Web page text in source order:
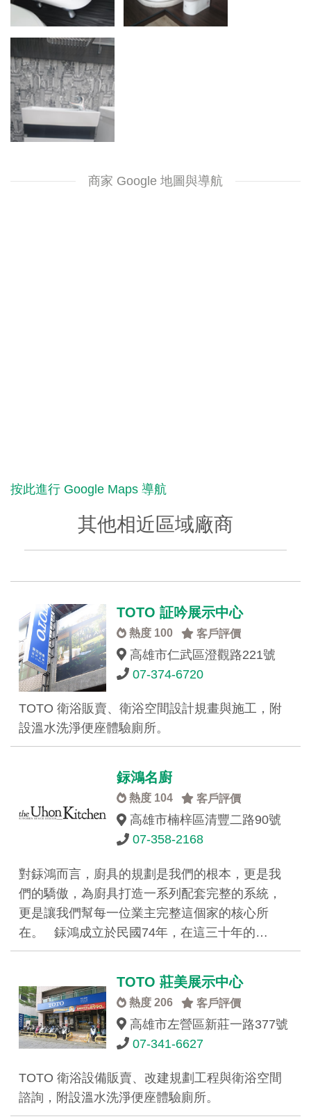
商家 Google 地圖與導航
按此進行 Google Maps 導航
其他相近區域廠商
TOTO 証吟展示中心
熱度 100 客戶評價
高雄市仁武區澄觀路221號
07-374-6720
TOTO 衛浴販賣、衛浴空間設計規畫與施工，附
設溫水洗淨便座體驗廁所。
銢鴻名廚
熱度 104 客戶評價
高雄市楠梓區清豐二路90號
07-358-2168
對銾鴻而言，廚具的規劃是我們的根本，更是我
們的驕傲，為廚具打造一系列配套完整的系統，
更是讓我們幫每一位業主完整這個家的核心所
在。 銾鴻成立於民國74年，在這三十年的…
TOTO 莊美展示中心
熱度 206 客戶評價
高雄市左營區新莊一路377號
07-341-6627
TOTO 衛浴設備販賣、改建規劃工程與衛浴空間
諮詢，附設溫水洗淨便座體驗廁所。